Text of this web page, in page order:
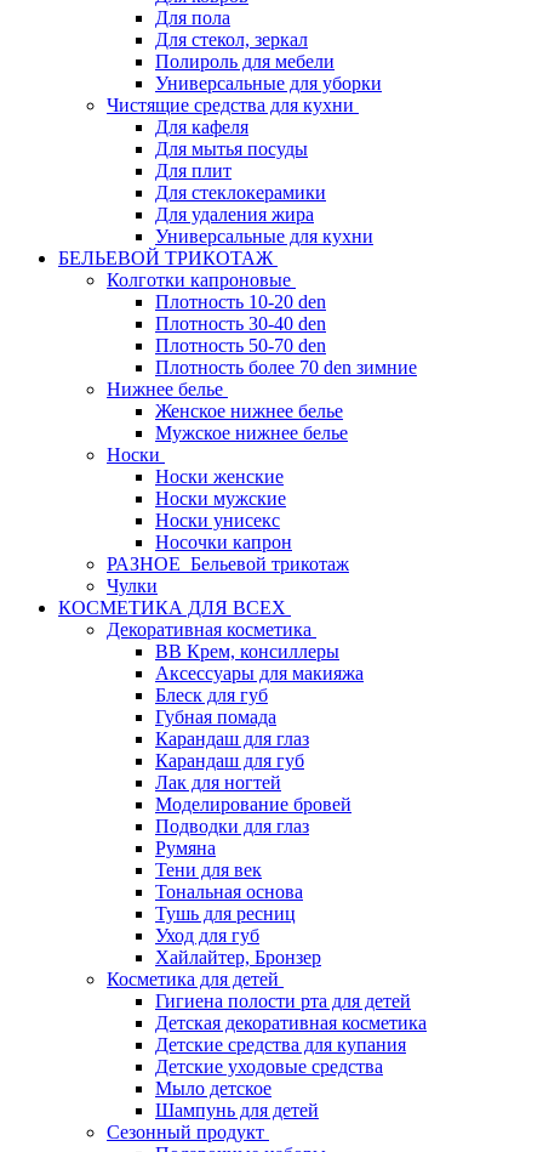
Для пола
Для стекол, зеркал
Полироль для мебели
Универсальные для уборки
Чистящие средства для кухни
Для кафеля
Для мытья посуды
Для плит
Для стеклокерамики
Для удаления жира
Универсальные для кухни
БЕЛЬЕВОЙ ТРИКОТАЖ
Колготки капроновые
Плотность 10-20 den
Плотность 30-40 den
Плотность 50-70 den
Плотность более 70 den зимние
Нижнее белье
Женское нижнее белье
Мужское нижнее белье
Носки
Носки женские
Носки мужские
Носки унисекс
Носочки капрон
РАЗНОЕ_Бельевой трикотаж
Чулки
КОСМЕТИКА ДЛЯ ВСЕХ
Декоративная косметика
BB Крем, консиллеры
Аксессуары для макияжа
Блеск для губ
Губная помада
Карандаш для глаз
Карандаш для губ
Лак для ногтей
Моделирование бровей
Подводки для глаз
Румяна
Тени для век
Тональная основа
Тушь для ресниц
Уход для губ
Хайлайтер, Бронзер
Косметика для детей
Гигиена полости рта для детей
Детская декоративная косметика
Детские средства для купания
Детские уходовые средства
Мыло детское
Шампунь для детей
Сезонный продукт